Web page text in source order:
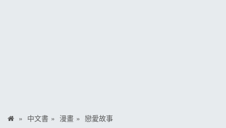
中文書 漫畫 戀愛故事